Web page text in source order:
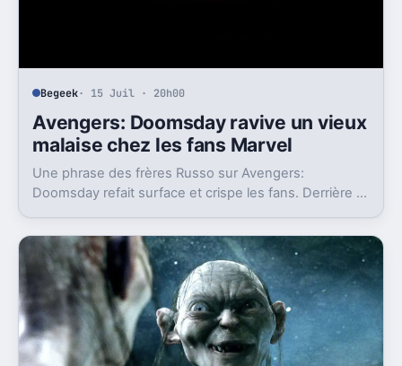
Begeek· 15 Juil · 20h00
Avengers: Doomsday ravive un vieux
malaise chez les fans Marvel
Une phrase des frères Russo sur Avengers:
Doomsday refait surface et crispe les fans. Derrière la